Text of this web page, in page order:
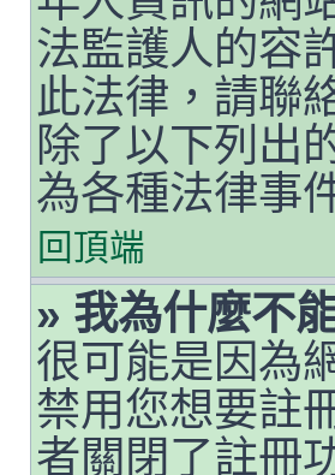
法監護人的容
此法律，請聯
除了以下列出
為各種法律事
回頂端
» 我為什麼不
很可能是因為
禁用您想要註
者關閉了註冊